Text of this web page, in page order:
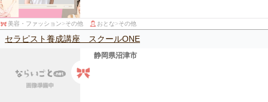
美容・ファッション>その他 おとな>その他
セラピスト養成講座 スクールONE
静岡県沼津市